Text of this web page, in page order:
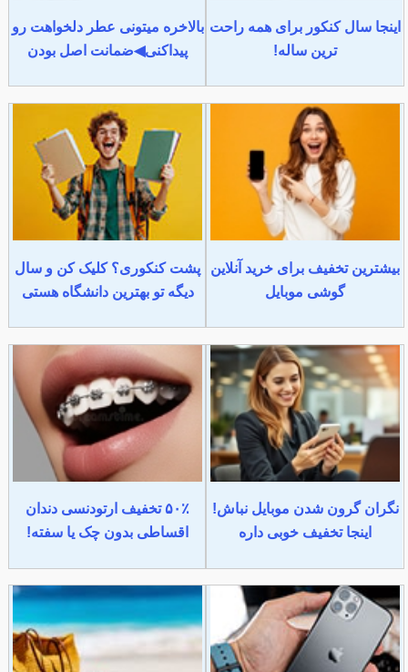
اینجا سال کنکور برای همه راحت
ترین ساله!
بالاخره میتونی عطر دلخواهت رو
پیداکنی◀ضمانت اصل بودن
بیشترین تخفیف برای خرید آنلاین
گوشی موبایل
پشت کنکوری؟ کلیک کن و سال
دیگه تو بهترین دانشگاه هستی
نگران گرون شدن موبایل نباش!
اینجا تخفیف خوبی داره
۵۰٪ تخفیف ارتودنسی دندان
اقساطی بدون چک یا سفته!